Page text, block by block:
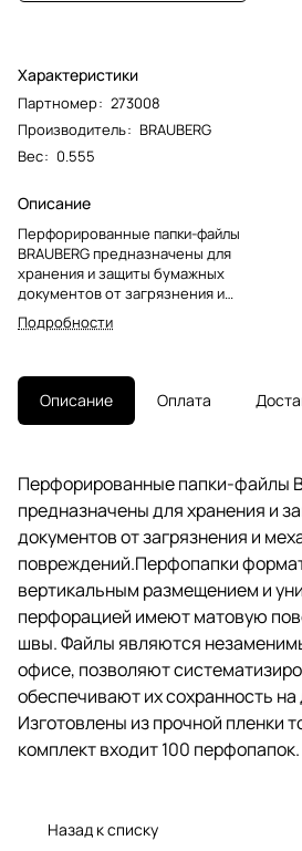
Характеристики
Партномер: 273008
Производитель: BRAUBERG
Вес: 0.555
Описание
Перфорированные папки-файлы
BRAUBERG предназначены для
хранения и защиты бумажных
документов от загрязнения и
механических
повреждений.Перфопапки
размещением и универсальной
перфорацией имеют матовую
поверхность и прочные швы.
систематизировать документы и
обеспечивают их сохранность
на долгое время. Изготовлены
из прочной пленки толщиной 40
мкм. В комплект входит 100
перфопапок.
Подробности
Описание Оплата
Перфорированные папки-файлы
предназначены для хранения и
документов от загрязнения и
повреждений.Перфопапки
вертикальным размещением и
перфорацией имеют матовую
швы. Файлы являются
офисе, позволяют
обеспечивают их сохранность
Изготовлены из прочной пленки
комплект входит 100 перфопапок.
Назад к списку